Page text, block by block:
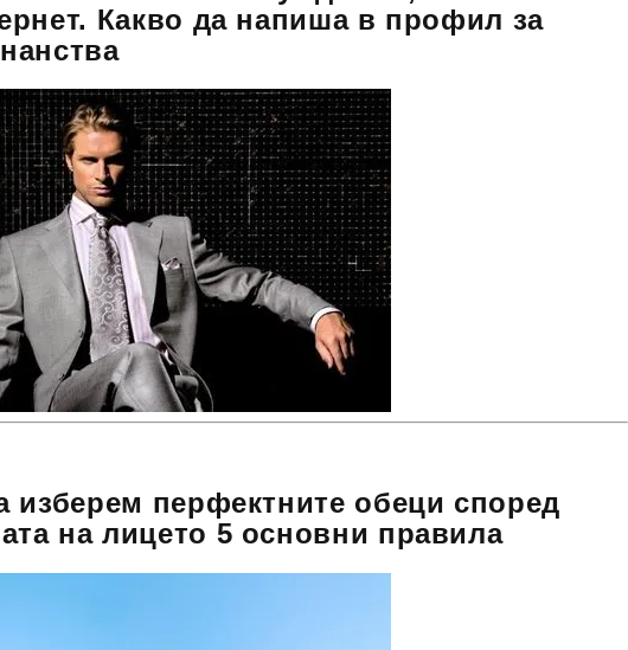
Какво да напиша в профил за
изберем перфектните обеци според
на лицето 5 основни правила